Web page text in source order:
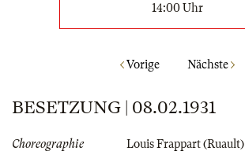
14:00 Uhr
Vorige Nächste
BESETZUNG | 08.02.1931
Choreographie
Louis Frappart (Ruault)